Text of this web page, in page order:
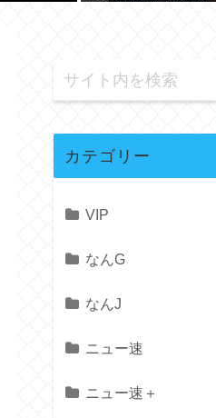
カテゴリー
VIP
なんG
なんJ
ニュー速
ニュー速＋